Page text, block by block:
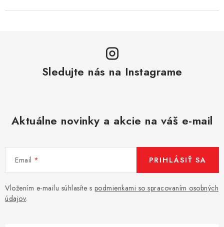
Sledujte nás na Instagrame
Aktuálne novinky a akcie na váš e-mail
Email
Vložením e-mailu súhlasíte s podmienkami so spracovaním osobných
údajov.
PRIHLÁSIŤ SA